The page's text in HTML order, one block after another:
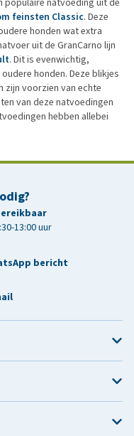
feinsten Classic. Deze
honden wat extra
uit de GranCarno lijn
. Dit is evenwichtig,
honden. Deze blikjes
zijn voorzien van echte
van deze natvoedingen
hebben allebei
13:00 uur
bericht